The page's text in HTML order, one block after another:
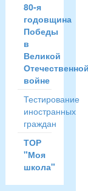
80-я
годовщина
Победы
в
Великой
войне
Тестирование
иностранных
граждан
ТОР
"Моя
школа"